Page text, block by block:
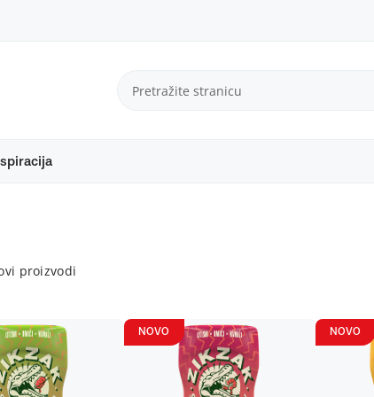
proizvodi
NOVO NOVO